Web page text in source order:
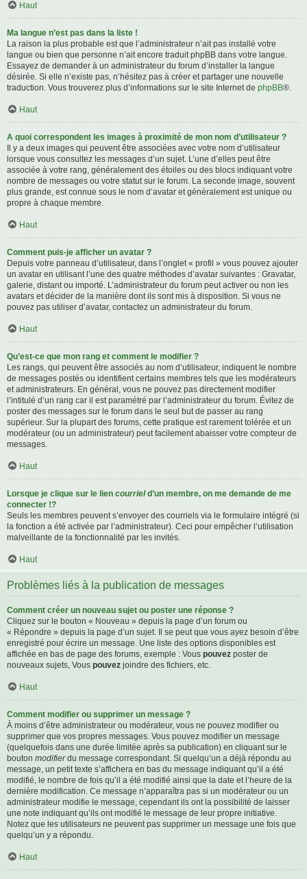
Haut
Ma langue n’est pas dans la liste !
La raison la plus probable est que l’administrateur n’ait pas installé votre
langue ou bien que personne n’ait encore traduit phpBB dans votre langue.
Essayez de demander à un administrateur du forum d’installer la langue
désirée. Si elle n’existe pas, n’hésitez pas à créer et partager une nouvelle
traduction. Vous trouverez plus d’informations sur le site Internet de phpBB®.
Haut
A quoi correspondent les images à proximité de mon nom d’utilisateur ?
Il y a deux images qui peuvent être associées avec votre nom d’utilisateur
lorsque vous consultez les messages d’un sujet. L’une d’elles peut être
associée à votre rang, généralement des étoiles ou des blocs indiquant votre
nombre de messages ou votre statut sur le forum. La seconde image, souvent
plus grande, est connue sous le nom d’avatar et généralement est unique ou
propre à chaque membre.
Haut
Comment puis-je afficher un avatar ?
Depuis votre panneau d’utilisateur, dans l’onglet « profil » vous pouvez ajouter
un avatar en utilisant l’une des quatre méthodes d’avatar suivantes : Gravatar,
galerie, distant ou importé. L’administrateur du forum peut activer ou non les
avatars et décider de la manière dont ils sont mis à disposition. Si vous ne
pouvez pas utiliser d’avatar, contactez un administrateur du forum.
Haut
Qu’est-ce que mon rang et comment le modifier ?
Les rangs, qui peuvent être associés au nom d’utilisateur, indiquent le nombre
de messages postés ou identifient certains membres tels que les modérateurs
et administrateurs. En général, vous ne pouvez pas directement modifier
l’intitulé d’un rang car il est paramétré par l’administrateur du forum. Évitez de
poster des messages sur le forum dans le seul but de passer au rang
supérieur. Sur la plupart des forums, cette pratique est rarement tolérée et un
modérateur (ou un administrateur) peut facilement abaisser votre compteur de
messages.
Haut
Lorsque je clique sur le lien courrield’un membre, on me demande de me
connecter !?
Seuls les membres peuvent s’envoyer des courriels via le formulaire intégré (si
la fonction a été activée par l’administrateur). Ceci pour empêcher l’utilisation
malveillante de la fonctionnalité par les invités.
Haut
Problèmes liés à la publication de messages
Comment créer un nouveau sujet ou poster une réponse ?
Cliquez sur le bouton « Nouveau » depuis la page d’un forum ou
« Répondre » depuis la page d’un sujet. Il se peut que vous ayez besoin d’être
enregistré pour écrire un message. Une liste des options disponibles est
affichée en bas de page des forums, exemple : Vous pouvez poster de
nouveaux sujets, Vous pouvez joindre des fichiers, etc.
Haut
Comment modifier ou supprimer un message ?
À moins d’être administrateur ou modérateur, vous ne pouvez modifier ou
supprimer que vos propres messages. Vous pouvez modifier un message
(quelquefois dans une durée limitée après sa publication) en cliquant sur le
bouton modifierdu message correspondant. Si quelqu’un a déjà répondu au
message, un petit texte s’affichera en bas du message indiquant qu’il a été
modifié, le nombre de fois qu’il a été modifié ainsi que la date et l’heure de la
dernière modification. Ce message n’apparaîtra pas si un modérateur ou un
administrateur modifie le message, cependant ils ont la possibilité de laisser
une note indiquant qu’ils ont modifié le message de leur propre initiative.
Notez que les utilisateurs ne peuvent pas supprimer un message une fois que
quelqu’un y a répondu.
Haut